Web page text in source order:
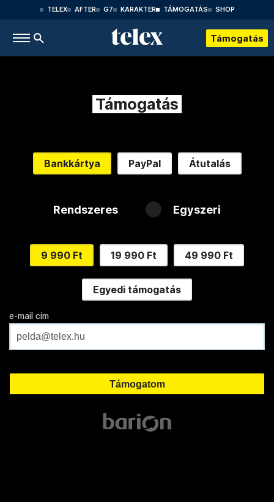
TELEX AFTER G7 KARAKTER TÁMOGATÁS SHOP
Támogatás
Támogatás
Bankkártya PayPal Átutalás
Rendszeres Egyszeri
9 990 Ft 19 990 Ft 49 990 Ft
Egyedi támogatás
e-mail cím